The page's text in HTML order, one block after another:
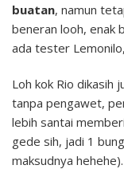
buatan, namun
beneran looh, enak
ada tester
Loh kok Rio dikasih
tanpa pengawet,
lebih santai
gede sih, jadi 1
maksudnya hehehe).